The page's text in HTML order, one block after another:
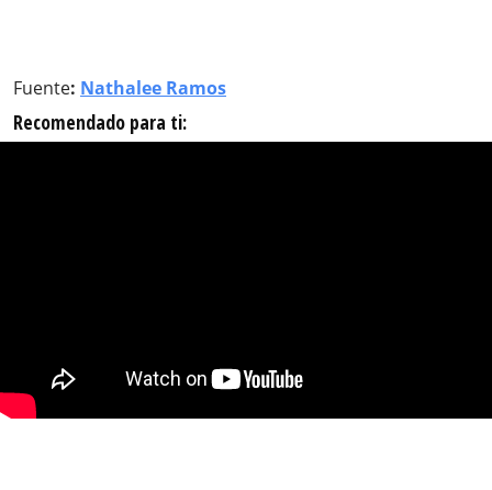
Fuente: Nathalee Ramos
Recomendado para ti: